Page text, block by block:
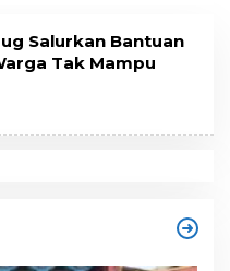
Salurkan Bantuan
Tak Mampu